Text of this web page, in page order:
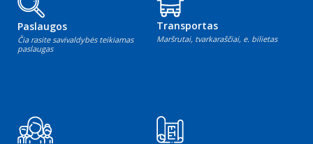
Paslaugos
Čia rasite savivaldybės teikiamas
paslaugas
Transportas
Maršrutai, tvarkaraščiai, e. bilietas